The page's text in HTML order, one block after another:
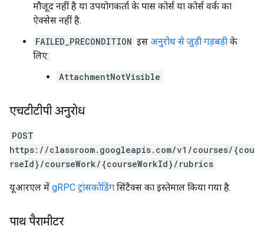
मौजूद नहीं है या उपयोगकर्ता के पास कोर्स या कोर्स वर्क का
ऐक्सेस नहीं है.
FAILED_PRECONDITION इस अनुरोध से जुड़ी गड़बड़ी के
लिए:
AttachmentNotVisible
एचटीटीपी अनुरोध
POST
https://classroom.googleapis.com/v1/courses/{cou
rseId}/courseWork/{courseWorkId}/rubrics
यूआरएल में gRPC ट्रांसकोडिंग सिंटैक्स का इस्तेमाल किया गया है.
पाथ पैरामीटर